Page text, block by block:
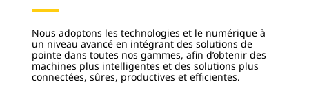
Nous adoptons les technologies et le numérique à
un niveau avancé en intégrant des solutions de
pointe dans toutes nos gammes, afin d’obtenir des
machines plus intelligentes et des solutions plus
connectées, sûres, productives et efficientes.